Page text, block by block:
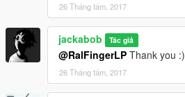
26 Tháng tám, 2017
jackabob Tác giả
@RalFingerLP Thank you :)
26 Tháng tám, 2017